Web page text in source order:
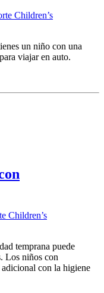
Children’s
un niño con una
viajar en auto.
Children’s
temprana puede
Los niños con
adicional con la higiene